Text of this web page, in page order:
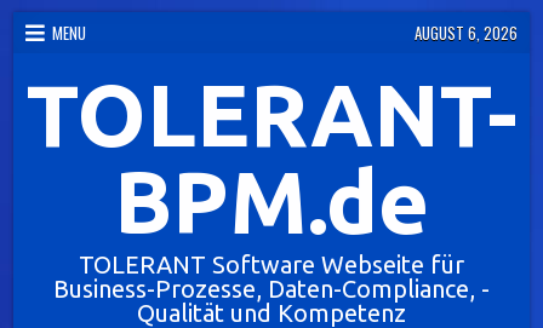
Skip
content
MENU AUGUST 6, 2026
TOLERANT-
BPM.de
TOLERANT Software Webseite für
Business-Prozesse, Daten-Compliance, -
Qualität und Kompetenz